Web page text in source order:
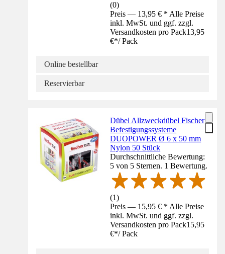
(0)
Preis — 13,95 € * Alle Preise
inkl. MwSt. und ggf. zzgl.
Versandkosten pro Pack13,95
€*/ Pack
Online bestellbar
Reservierbar
Dübel Allzweckdübel Fischer
Befestigungssysteme
DUOPOWER Ø 6 x 50 mm
Nylon 50 Stück
Durchschnittliche Bewertung:
5 von 5 Sternen. 1 Bewertung.
(1)
Preis — 15,95 € * Alle Preise
inkl. MwSt. und ggf. zzgl.
Versandkosten pro Pack15,95
€*/ Pack